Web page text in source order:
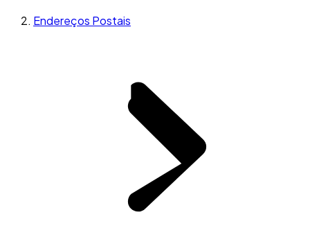
Endereços Postais